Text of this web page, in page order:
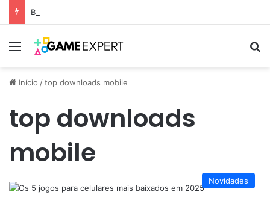
Black Friday: descontos incríveis em eletrônicos
Menu
Início /top downloads mobile
top downloads
mobile
Novidades